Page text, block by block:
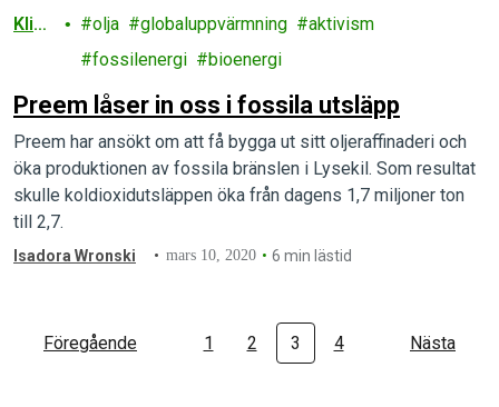
Klim
olja globaluppvärmning
aktivism
fossilenergi
bioenergi
Preem låser in oss i fossila utsläpp
Preem har ansökt om att få bygga ut sitt oljeraffinaderi och
öka produktionen av fossila bränslen i Lysekil. Som resultat
skulle koldioxidutsläppen öka från dagens 1,7 miljoner ton
till 2,7.
Isadora Wronski mars 10, 2020 6 min lästid
Föregående 1 2 3 4 Nästa